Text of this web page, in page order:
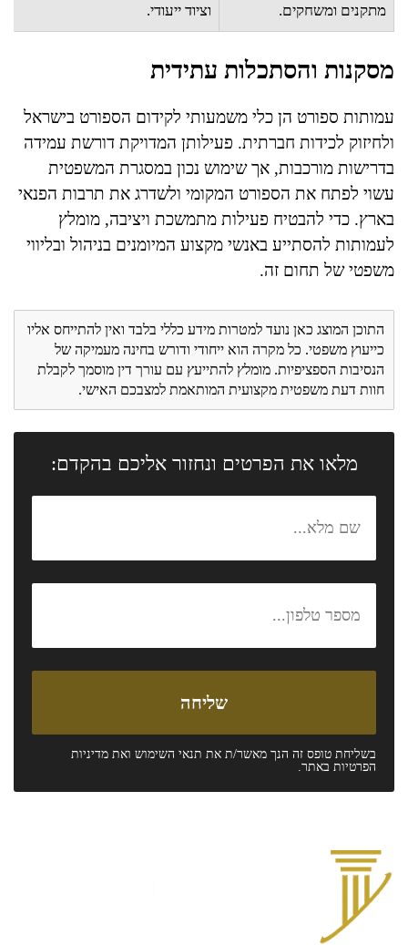
מתקנים ומשחקים.
וציוד ייעודי.
מסקנות והסתכלות עתידית
עמותות ספורט הן כלי משמעותי לקידום הספורט בישראל
ולחיזוק לכידות חברתית. פעילותן המדויקת דורשת עמידה
בדרישות מורכבות, אך שימוש נכון במסגרת המשפטית
עשוי לפתח את הספורט המקומי ולשדרג את תרבות הפנאי
בארץ. כדי להבטיח פעילות מתמשכת ויציבה, מומלץ
לעמותות להסתייע באנשי מקצוע המיומנים בניהול ובליווי
משפטי של תחום זה.
התוכן המוצג כאן נועד למטרות מידע כללי בלבד ואין להתייחס אליו
כייעוץ משפטי. כל מקרה הוא ייחודי ודורש בחינה מעמיקה של
הנסיבות הספציפיות. מומלץ להתייעץ עם עורך דין מוסמך לקבלת
חוות דעת משפטית מקצועית המותאמת למצבכם האישי.
מלאו את הפרטים ונחזור אליכם בהקדם:
בשליחת טופס זה הנך מאשר/ת את תנאי השימוש ואת מדיניות
הפרטיות באתר.